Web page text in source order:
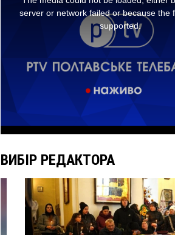
ВИБІР РЕДАКТОРА